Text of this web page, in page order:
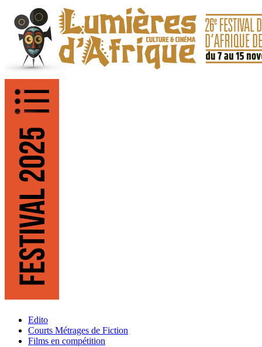
Edito
Courts Métrages de Fiction
Films en compétition